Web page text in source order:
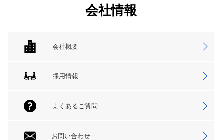
会社情報
会社概要
採用情報
よくあるご質問
お問い合わせ